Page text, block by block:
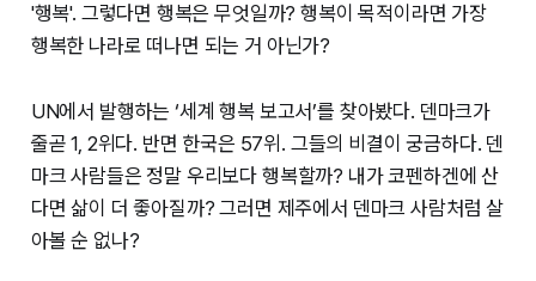
'행복'. 그렇다면 행복은 무엇일까? 행복이 목적이라면 가장
행복한 나라로 떠나면 되는 거 아닌가?
UN에서 발행하는 ‘세계 행복 보고서’를 찾아봤다. 덴마크가
줄곧 1, 2위다. 반면 한국은 57위. 그들의 비결이 궁금하다. 덴
마크 사람들은 정말 우리보다 행복할까? 내가 코펜하겐에 산
다면 삶이 더 좋아질까? 그러면 제주에서 덴마크 사람처럼 살
아볼 순 없나?